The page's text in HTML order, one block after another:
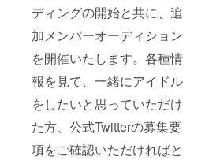
ディングの開始と共に、追
加メンバーオーディション
を開催いたします。各種情
報を見て、一緒にアイドル
をしたいと思っていただけ
た方、公式Twitterの募集要
項をご確認いただければと